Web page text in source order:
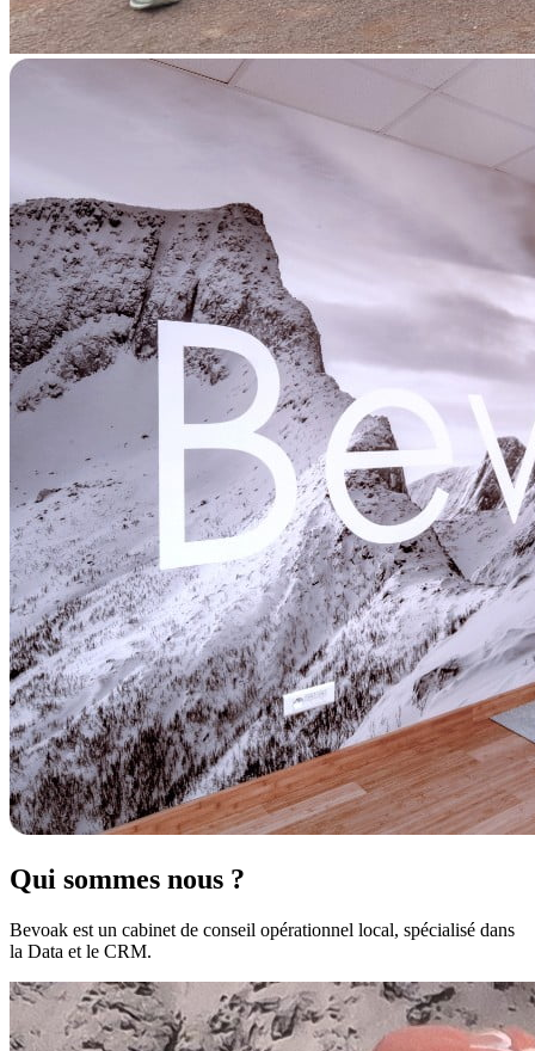
Qui sommes nous ?
Bevoak est un cabinet de conseil opérationnel local, spécialisé dans
la Data et le CRM.